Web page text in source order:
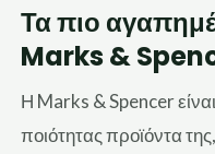
Τα πιο
Marks &
Η Marks & Spencer
ποιότητας προϊόντα